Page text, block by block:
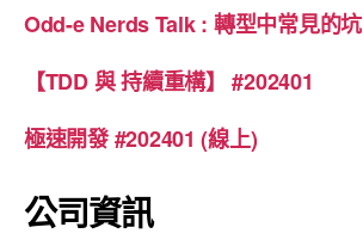
Odd-e Nerds Talk : 轉型中常見的坑
【TDD 與 持續重構】 #202401
極速開發 #202401 (線上)
公司資訊